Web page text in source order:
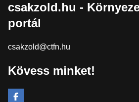
csakzold.hu -
portál
csakzold@ctfn.hu
Kövess minket!